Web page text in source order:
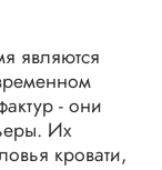
являются
- они
Их
кровати,